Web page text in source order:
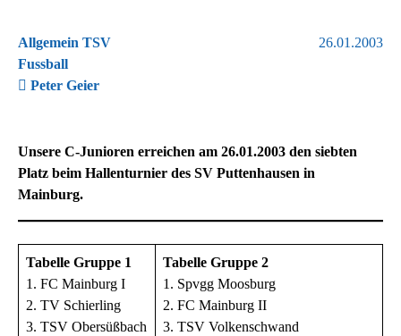
Allgemein TSV
Fussball
Peter Geier
26.01.2003
Unsere C-Junioren erreichen am 26.01.2003 den siebten
Platz beim Hallenturnier des SV Puttenhausen in
Mainburg.
Tabelle Gruppe 1
1. FC Mainburg I
2. TV Schierling
3. TSV Obersüßbach
Tabelle Gruppe 2
1. Spvgg Moosburg
2. FC Mainburg II
3. TSV Volkenschwand